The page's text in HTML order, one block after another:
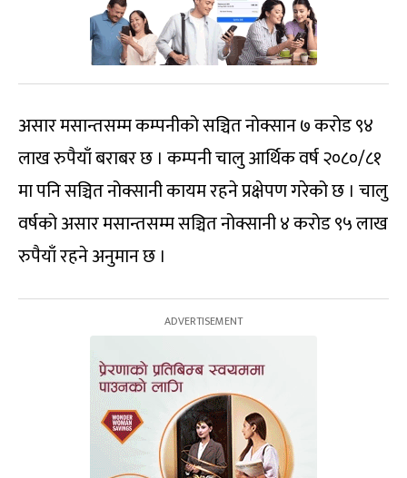
असार मसान्तसम्म कम्पनीको सञ्चित नोक्सान ७ करोड ९४
लाख रुपैयाँ बराबर छ । कम्पनी चालु आर्थिक वर्ष २०८०/८१
मा पनि सञ्चित नोक्सानी कायम रहने प्रक्षेपण गरेको छ । चालु
वर्षको असार मसान्तसम्म सञ्चित नोक्सानी ४ करोड ९५ लाख
रुपैयाँ रहने अनुमान छ ।